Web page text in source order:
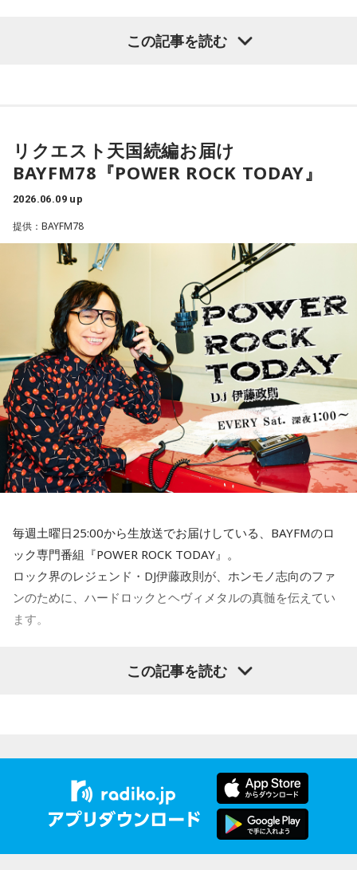
実際に私も現場のグループホームに行ってみましたが、一般
〈屋上に設置された地中熱空調の機械〉
24時間冷やし続けるために
では実際に、地中熱空調を導入した施設では、どんな狙いが
あったのでしょうか。東京・板橋区の複合施設「トックマル
ット」を開発・所有する、有限会社徳嶋興業 代表取締役 塩
野 誠一さんに聞きました。
有限会社徳嶋興業 代表取締役 塩野 誠一さん
もちろん最近暑いので、どうしてもクーラーは必要ですが、
室外機の排熱を少なくしながらっていうことでいくと、やは
り地中の方に捨てることにすれば、とってもエコでもある
し、いいことずくめかなと思って導入しました。グループホ
ームは24時間ね、夜中だから切りますってわけにいかないの
だとただ単に熱を捨てるだけですけど、お湯取れるっていう
のは大きいかなと思っています。
一般的なエアコンは、部屋を冷やすときに出た熱を、外へ熱
風として吹き出しますが、このシステムは、その熱で水道水
をあらかじめ温め、お風呂やシャワーのお湯づくりの下準備
め、都市部に熱がこもるのを和らげる効果があるだけでな
は一般的なエアコンより高くなりますが、東京都の補助金を
利用できるほか、システム自体の省エネ性能が非常に高いた
め、設備の法定償却年数である15年の範囲内には、元が取れ
る見込みだそうです。
て、ご存じでしたか？
まさに「日本サッカーの聖地」とも言える施設の中を見学さ
します。
4年に1度の頂点を目指す戦いもいよいよ始まります！
日本代表の活躍に期待しましょう！
このほか、先ごろ「千葉開府900年記念アンバサダー」に就
任した飯豊まりえさんからのスペシャルメッセージもお届け
します！
最新の放送を聴く
この記事を読む
リクエスト天国続編お届け
BAYFM78『POWER ROCK TODAY』
2026.06.09 up
提供：BAYFM78
毎週土曜日25:00から生放送でお届けしている、BAYFMのロ
ック専門番組『POWER ROCK TODAY』。
ロック界のレジェンド・DJ伊藤政則が、ホンモノ志向のファ
ンのために、ハードロックとヘヴィメタルの真髄を伝えてい
ます。
のTOPICS＞
最新の放送を聴く
この記事を読む